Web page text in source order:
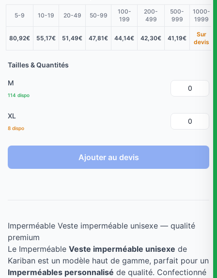
5-9 10-19 20-49 50-99
100-
199
200-
499
500-
999
1000-
1999
80,92€ 55,17€ 51,49€ 47,81€ 44,14€ 42,30€ 41,19€
Sur
devis
Tailles & Quantités
M
114 dispo
XL
8 dispo
Ajouter au devis
Imperméable Veste imperméable unisexe — qualité
premium
Le Imperméable Veste imperméable unisexe de
Kariban est un modèle haut de gamme, parfait pour un
Imperméables personnalisé de qualité. Confectionné